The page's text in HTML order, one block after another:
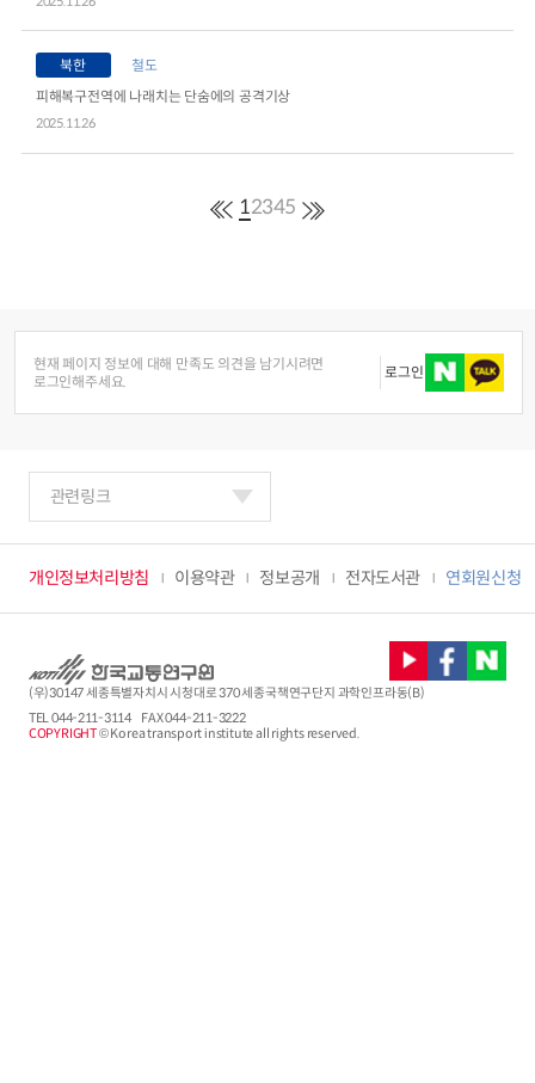
북한
철도
피해복구전역에 나래치는 단숨에의 공격기상
2025.11.26
12345
현재 페이지 정보에 대해 만족도 의견을 남기시려면
로그인해주세요.
로그인
개인정보처리방침 이용약관 정보공개 전자도서관 연회원신청
관련링크
(우)30147 세종특별자치시 시청대로 370 세종국책연구단지 과학인프라동(B)
TEL044-211-3114
FAX 044-211-3222
COPYRIGHT© Korea transport institute all rights reserved.